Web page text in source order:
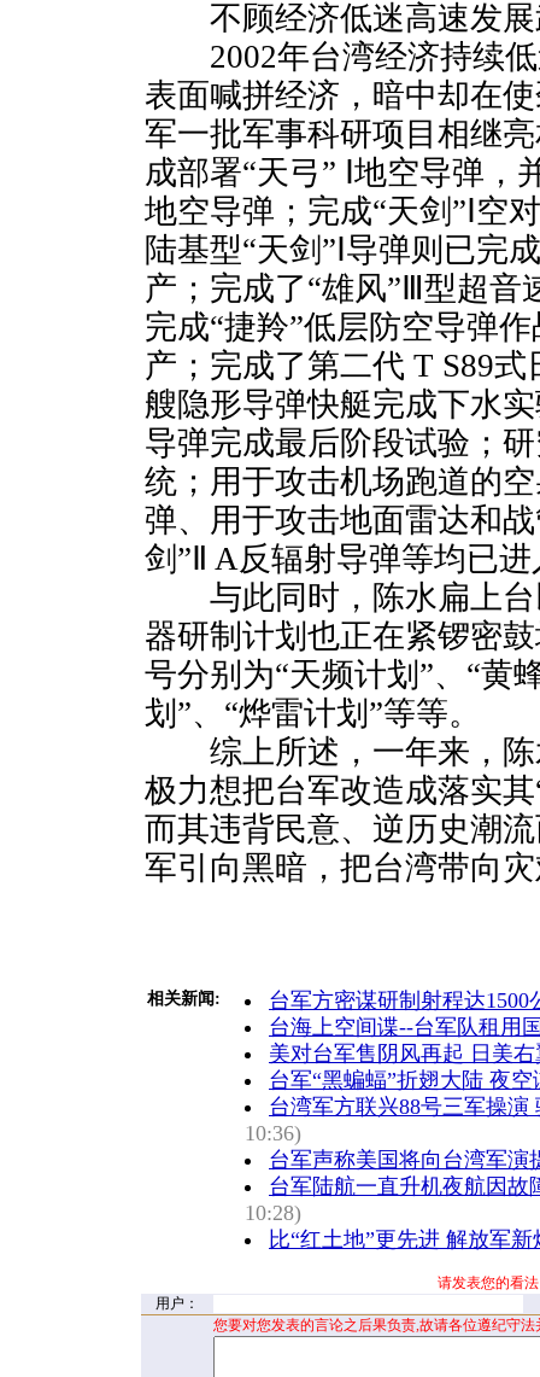
不顾经济低迷高速发展
2002年台湾经济持续低
表面喊拼经济，暗中却在
军一批军事科研项目相继
成部署“天弓” Ⅰ地空导弹，
地空导弹；完成“天剑”Ⅰ空
陆基型“天剑”Ⅰ导弹则已完
产；完成了“雄风”Ⅲ型超音
完成“捷羚”低层防空导弹
产；完成了第二代 T S89
艘隐形导弹快艇完成下水
导弹完成最后阶段试验；
统；用于攻击机场跑道的
弹、用于攻击地面雷达和
剑”Ⅱ A反辐射导弹等均已
与此同时，陈水扁上台
器研制计划也正在紧锣密
号分别为“天频计划”、“黄
划”、“烨雷计划”等等。
综上所述，一年来，陈
极力想把台军改造成落实
而其违背民意、逆历史潮
军引向黑暗，把台湾带向
相关新闻:
台军方密谋研制射程达
台海上空间谍--台军队租用
美对台军售阴风再起 日美
台军“黑蝙蝠”折翅大陆 夜
台湾军方联兴88号三军操演
10:36)
台军声称美国将向台湾军演
台军陆航一直升机夜航因故
10:28)
比“红土地”更先进 解放军
请发表您的看
用户：
您要对您发表的言论之后果负责,故请各位遵纪守